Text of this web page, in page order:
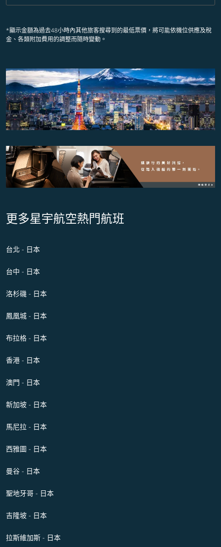
*顯示金額為過去48小時內其他旅客搜尋到的最低票價，將可能依機位供應及稅
金、各類附加費用的調整而隨時變動。
更多星宇航空熱門航班
台北 - 日本
台中 - 日本
洛杉磯 - 日本
鳳凰城 - 日本
布拉格 - 日本
香港 - 日本
澳門 - 日本
新加坡 - 日本
馬尼拉 - 日本
西雅圖 - 日本
曼谷 - 日本
聖地牙哥 - 日本
吉隆坡 - 日本
拉斯維加斯 - 日本